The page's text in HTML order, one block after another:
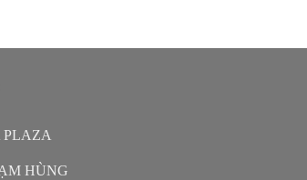
HÙNG